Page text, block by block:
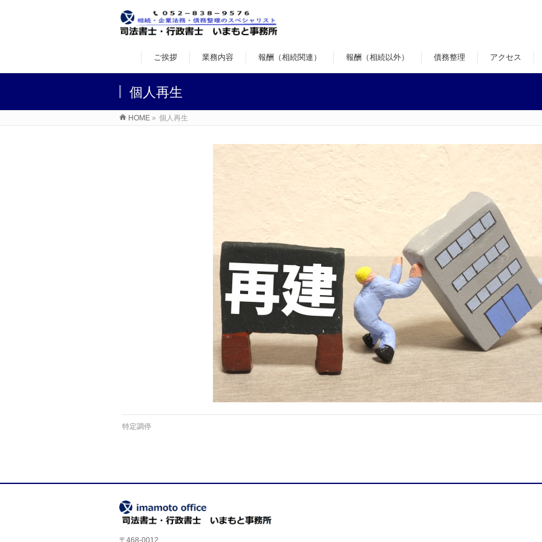
ご挨拶 業務内容 報酬（相続関連） 報酬（相続以外） 債務整理 アクセス
個人再生
HOME » 個人再生
特定調停
〒468-0012